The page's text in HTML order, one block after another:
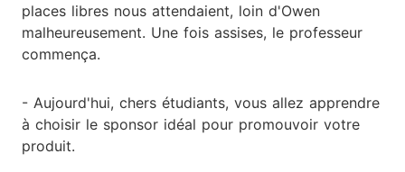
places libres nous attendaient, loin d'Owen
malheureusement. Une fois assises, le professeur
commença.
- Aujourd'hui, chers étudiants, vous allez apprendre
à choisir le sponsor idéal pour promouvoir votre
produit.